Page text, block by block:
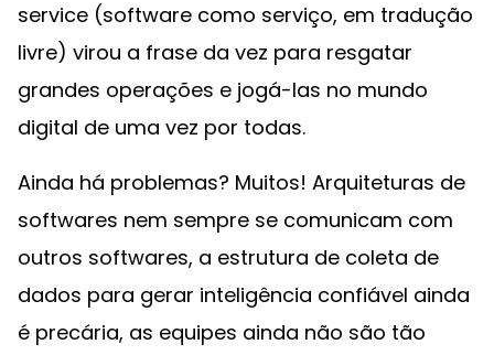
service (software como serviço, em tradução
livre) virou a frase da vez para resgatar
grandes operações e jogá-las no mundo
digital de uma vez por todas.
Ainda há problemas? Muitos! Arquiteturas de
softwares nem sempre se comunicam com
outros softwares, a estrutura de coleta de
dados para gerar inteligência confiável ainda
é precária, as equipes ainda não são tão